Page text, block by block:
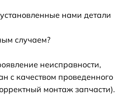
нами детали
случаем?
неисправности,
с качеством проведенного
монтаж запчасти).